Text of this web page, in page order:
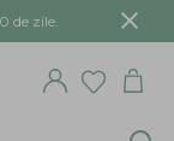
de zile.